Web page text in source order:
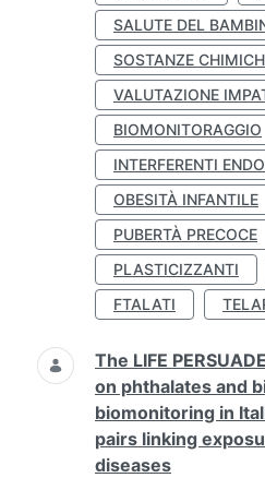
SALUTE DEL
SOSTANZE
VALUTAZIONE
BIOMONITORAGGIO
INTERFERENTI
OBESITÀ INFANTILE
PUBERTÀ PRECOCE
PLASTICIZZANTI
FTALATI
The LIFE
on phthalates and
biomonitoring in
pairs linking
diseases